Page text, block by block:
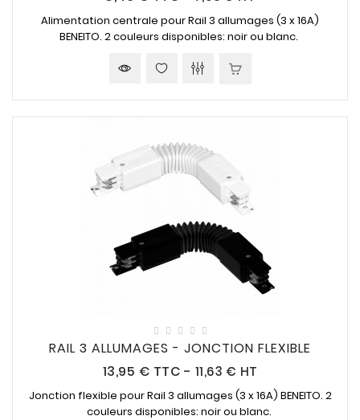
Alimentation centrale pour Rail 3 allumages (3 x 16A)
BENEITO. 2 couleurs disponibles: noir ou blanc.
RAIL 3 ALLUMAGES - JONCTION FLEXIBLE
13,95 € Prix
TTC - 11,63 € HT
Jonction flexible pour Rail 3 allumages (3 x 16A) BENEITO. 2
couleurs disponibles: noir ou blanc.